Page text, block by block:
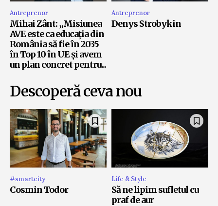
Antreprenor
Mihai Zânt: „Misiunea
AVE este ca educația din
România să fie în 2035
în Top 10 în UE și avem
un plan concret pentru...
Antreprenor
Denys Strobykin
Descoperă ceva nou
#smartcity
Cosmin Todor
Life & Style
Să ne lipim sufletul cu
praf de aur